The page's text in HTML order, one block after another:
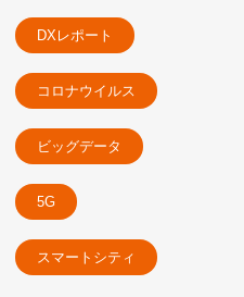
DXレポート
コロナウイルス
ビッグデータ
5G
スマートシティ